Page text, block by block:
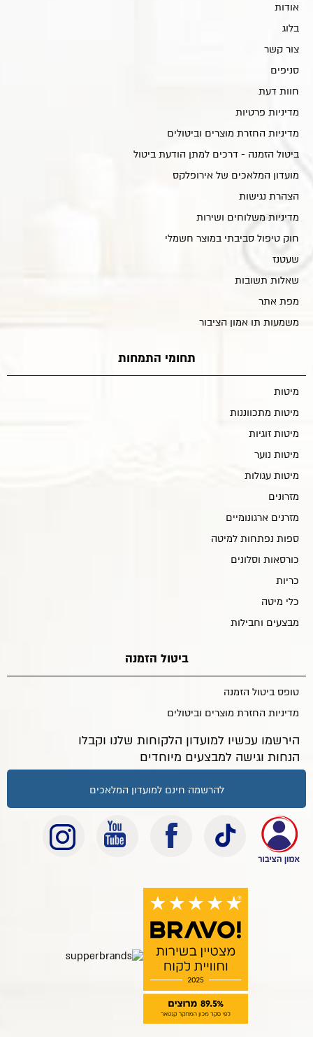
אודות
בלוג
צור קשר
סניפים
חוות דעת
מדיניות פרטיות
מדיניות החזרת מוצרים וביטולים
ביטול הזמנה - דרכים למתן הודעת ביטול
מועדון המלאכים של אירופלקס
הצהרת נגישות
מדיניות משלוחים ושירות
חוק טיפול סביבתי במוצר חשמלי
שעטנז
שאלות תשובות
מפת אתר
משמעות תו אמון הציבור
תחומי התמחות
מיטות
מיטות מתכווננות
מיטות זוגיות
מיטות נוער
מיטות עגולות
מזרונים
מזרנים ארגונומיים
ספות נפתחות למיטה
כורסאות וסלונים
כריות
כלי מיטה
מבצעים וחבילות
ביטול הזמנה
טופס ביטול הזמנה
מדיניות החזרת מוצרים וביטולים
הירשמו עכשיו למועדון הלקוחות שלנו וקבלו
הנחות וגישה למבצעים מיוחדים
להרשמה חינם למועדון המלאכים